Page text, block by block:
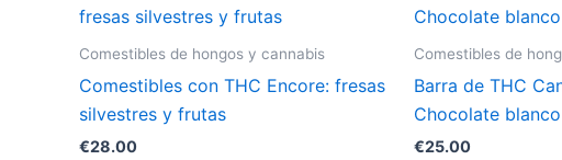
Comestibles de hongos y cannabis
Comestibles con THC Encore: fresas
silvestres y frutas
€28.00
Comestibles de
Barra de THC
Chocolate blanco
€25.00